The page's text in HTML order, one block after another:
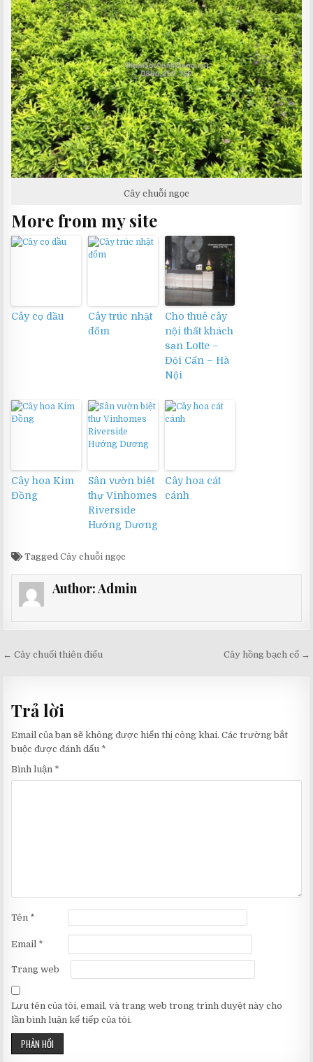
Cây chuỗi ngọc
More from my site
Cây cọ dầu
Cây trúc nhật
đốm
Cho thuê cây
nội thất khách
sạn Lotte –
Đội Cấn – Hà
Nội
Cây hoa Kim
Đồng
Sân vườn biệt
thự Vinhomes
Riverside
Hướng Dương
Cây hoa cát
cánh
TaggedCây chuỗi ngọc
Author:Admin
Điều
hướng
viết
Cây hồng bạch cổ →
← Cây chuối thiên điểu
Trả lời
Email của bạn sẽ không được hiển thị công khai. Các trường bắt
buộc được đánh dấu *
Bình luận *
Tên *
Email *
Trang web
Lưu tên của tôi, email, và trang web trong trình duyệt này cho
lần bình luận kế tiếp của tôi.